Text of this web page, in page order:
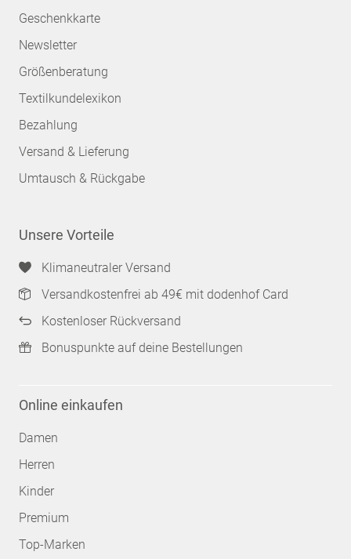
Geschenkkarte
Newsletter
Größenberatung
Textilkundelexikon
Bezahlung
Versand & Lieferung
Umtausch & Rückgabe
Unsere Vorteile
Klimaneutraler Versand
Versandkostenfrei ab 49€ mit dodenhof Card
Kostenloser Rückversand
Bonuspunkte auf deine Bestellungen
Online einkaufen
Damen
Herren
Kinder
Premium
Top-Marken